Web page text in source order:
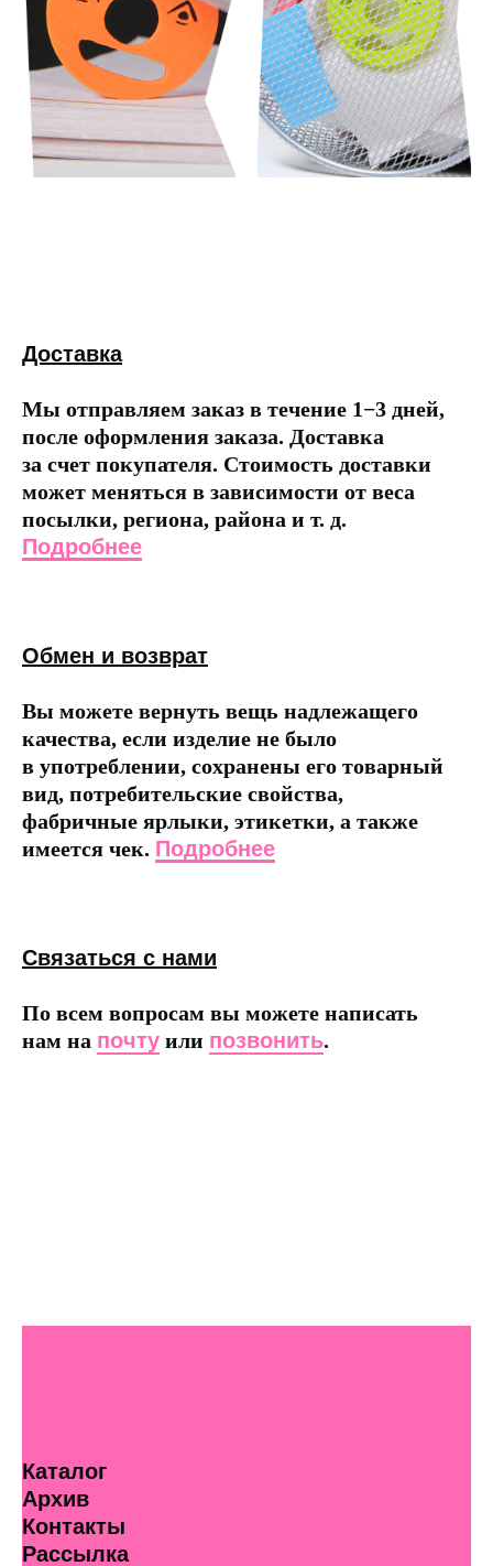
Доставка
Мы отправляем заказ в течение 1−3 дней,
после оформления заказа. Доставка
за счет покупателя. Стоимость доставки
может меняться в зависимости от веса
посылки, региона, района и т. д.
Подробнее
Обмен и возврат
Вы можете вернуть вещь надлежащего
качества, если изделие не было
в употреблении, сохранены его товарный
вид, потребительские свойства,
фабричные ярлыки, этикетки, а также
имеется чек. Подробнее
Связаться с нами
По всем вопросам вы можете написать
нам на почту или позвонить.
Каталог
Архив
Контакты
Рассылка